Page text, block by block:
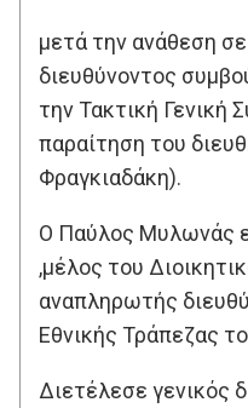
μετά την ανάθεση
διευθύνοντος
την Τακτική Γενική
παραίτηση του
Φραγκιαδάκη).
Ο Παύλος Μυλωνάς
,μέλος του
αναπληρωτής
Εθνικής Τράπεζας
Διετέλεσε γενικός